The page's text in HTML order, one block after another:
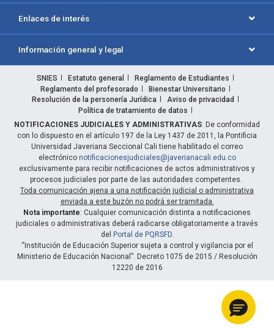
Enlaces de interés
Información general y legal
SNIES Estatuto general
Reglamento de Estudiantes
Reglamento del profesorado
Bienestar Universitario
Resolución de la personería Jurídica
Aviso de privacidad
Política de tratamiento de datos
NOTIFICACIONES JUDICIALES Y ADMINISTRATIVAS: De conformidad
con lo dispuesto en el artículo 197 de la Ley 1437 de 2011, la Pontificia
Universidad Javeriana Seccional Cali tiene habilitado el correo
electrónico notificacionesjudiciales@javerianacali.edu.co
exclusivamente para recibir notificaciones de actos administrativos y
procesos judiciales por parte de las autoridades competentes.
Toda comunicación ajena a una notificación judicial o administrativa
enviada a este buzón no podrá ser tramitada.
Nota importante: Cualquier comunicación distinta a notificaciones
judiciales o administrativas deberá radicarse obligatoriamente a través
del Portal de PQRSFD.
“Institución de Educación Superior sujeta a control y vigilancia por el
Ministerio de Educación Nacional”. Decreto 1075 de 2015 / Resolución
12220 de 2016